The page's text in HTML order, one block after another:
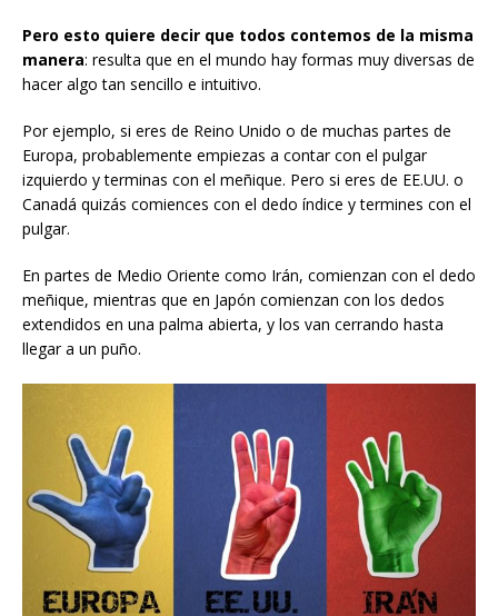
Pero esto quiere decir que todos contemos de la misma
manera: resulta que en el mundo hay formas muy diversas de
hacer algo tan sencillo e intuitivo.
Por ejemplo, si eres de Reino Unido o de muchas partes de
Europa, probablemente empiezas a contar con el pulgar
izquierdo y terminas con el meñique. Pero si eres de EE.UU. o
Canadá quizás comiences con el dedo índice y termines con el
pulgar.
En partes de Medio Oriente como Irán, comienzan con el dedo
meñique, mientras que en Japón comienzan con los dedos
extendidos en una palma abierta, y los van cerrando hasta
llegar a un puño.